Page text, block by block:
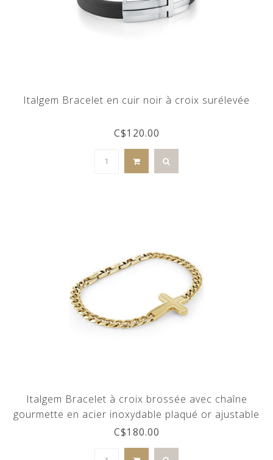
Italgem Bracelet en cuir noir à croix surélevée
C$120.00
Italgem Bracelet à croix brossée avec chaîne
gourmette en acier inoxydable plaqué or ajustable
C$180.00